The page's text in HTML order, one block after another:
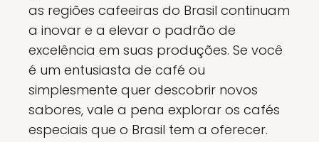
as regiões cafeeiras do Brasil continuam
a inovar e a elevar o padrão de
excelência em suas produções. Se você
é um entusiasta de café ou
simplesmente quer descobrir novos
sabores, vale a pena explorar os cafés
especiais que o Brasil tem a oferecer.